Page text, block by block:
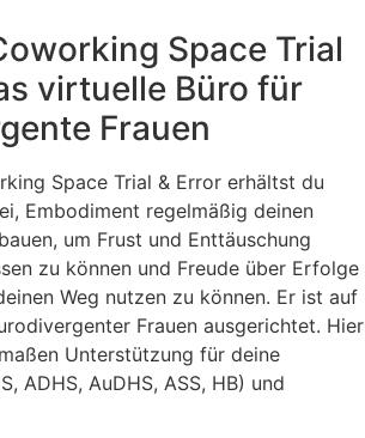
Space Trial
virtuelle Büro für
Frauen
Space Trial & Error erhältst du
Embodiment regelmäßig deinen
um Frust und Enttäuschung
zu können und Freude über Erfolge
Weg nutzen zu können. Er ist auf
Frauen ausgerichtet. Hier
Unterstützung für deine
ADHS, AuDHS, ASS, HB) und